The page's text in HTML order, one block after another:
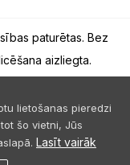
lietošanas pieredzi
šo vietni, Jūs
Lasīt vairāk
paturētas. Bez
aizliegta.